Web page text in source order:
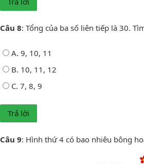
Câu 8: Tổng của ba số liên tiếp là 30.
A. 9, 10, 11
B. 10, 11, 12
C. 7, 8, 9
Câu 9: Hình thứ 4 có bao nhiêu bông